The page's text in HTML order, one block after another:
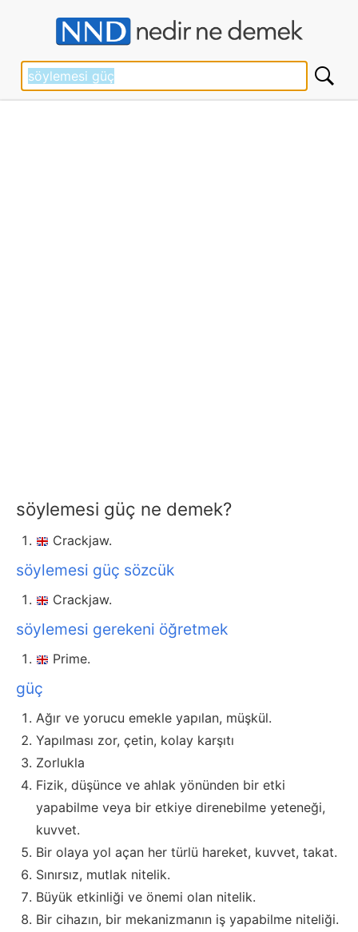
söylemesi güç ne demek?
Crackjaw.
söylemesi güç sözcük
Crackjaw.
söylemesi gerekeni öğretmek
Prime.
güç
Ağır ve yorucu emekle yapılan, müşkül.
Yapılması zor, çetin, kolay karşıtı
Zorlukla
Fizik, düşünce ve ahlak yönünden bir etki
yapabilme veya bir etkiye direnebilme yeteneği,
kuvvet.
Bir olaya yol açan her türlü hareket, kuvvet, takat.
Sınırsız, mutlak nitelik.
Büyük etkinliği ve önemi olan nitelik.
Bir cihazın, bir mekanizmanın iş yapabilme niteliği.